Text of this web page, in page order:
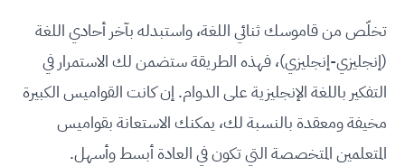
تخلّص من قاموسك ثنائي اللغة، واستبدله بآخر أحادي اللغة
(إنجليزي-إنجليزي)، فهذه الطريقة ستضمن لك الاستمرار في
التفكير باللغة الإنجليزية على الدوام. إن كانت القواميس الكبيرة
مخيفة ومعقدة بالنسبة لك، يمكنك الاستعانة بقواميس
المتعلمين المتخصصة التي تكون في العادة أبسط وأسهل.